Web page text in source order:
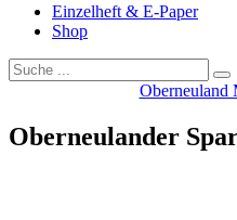
Einzelheft & E-Paper
Shop
Oberneuland
Oberneulander